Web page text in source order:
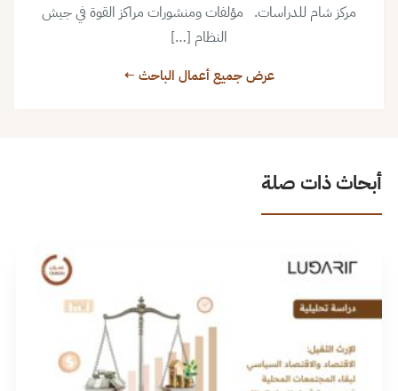
مركز شام للدراسات. مؤلفات ومنشورات مراكز القوة في جيش
النظام […]
عرض جميع أعمال الباحث ←
أبحاث ذات صلة